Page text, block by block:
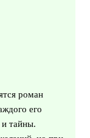
роман
его
и тайны.